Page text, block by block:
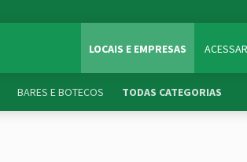
LOCAIS E EMPRESAS
BARES E BOTECOS TODAS CATEGORIAS